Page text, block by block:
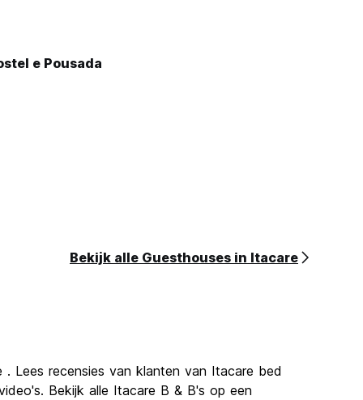
e Pousada
Bekijk alle Guesthouses in Itacare
Lees recensies van klanten van Itacare bed
Bekijk alle Itacare B & B's op een